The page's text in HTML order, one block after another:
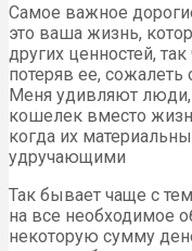
Самое важное
это ваша жизнь,
других ценностей,
потеряв ее, сожалеть
Меня удивляют
кошелек вместо
когда их
удручающими
Так бывает чаще с
на все необходимое
некоторую сумму